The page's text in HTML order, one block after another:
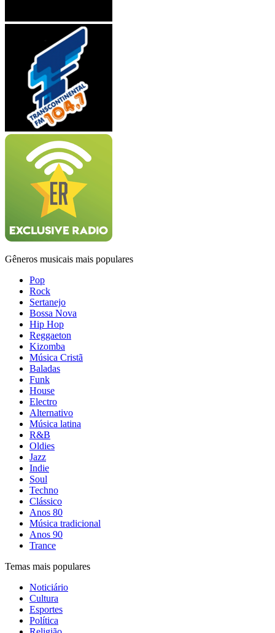
Gêneros musicais mais populares
Pop
Rock
Sertanejo
Bossa Nova
Hip Hop
Reggaeton
Kizomba
Música Cristã
Baladas
Funk
House
Electro
Alternativo
Música latina
R&B
Oldies
Jazz
Indie
Soul
Techno
Clássico
Anos 80
Música tradicional
Anos 90
Trance
Temas mais populares
Noticiário
Cultura
Esportes
Política